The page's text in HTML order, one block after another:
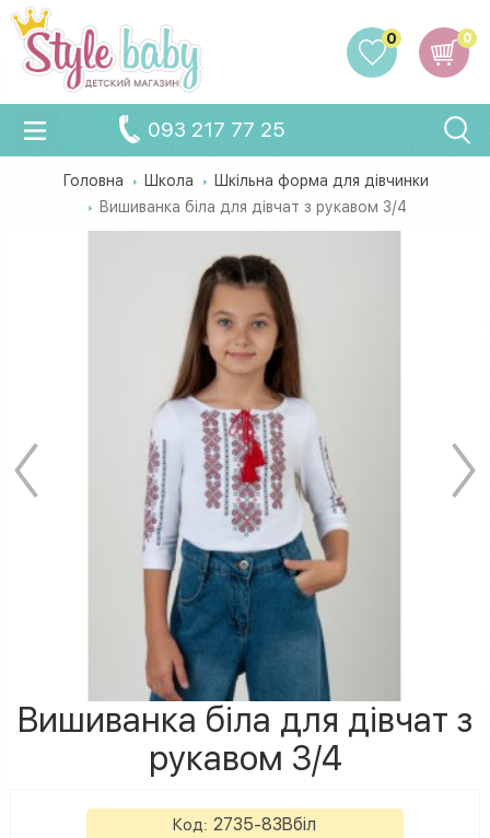
0
0
093 217 77 25
Головна Школа
Шкільна форма для дівчинки
Вишиванка біла для дівчат з рукавом 3/4
Вишиванка біла для дівчат з
рукавом 3/4
Код: 2735-83Вбіл